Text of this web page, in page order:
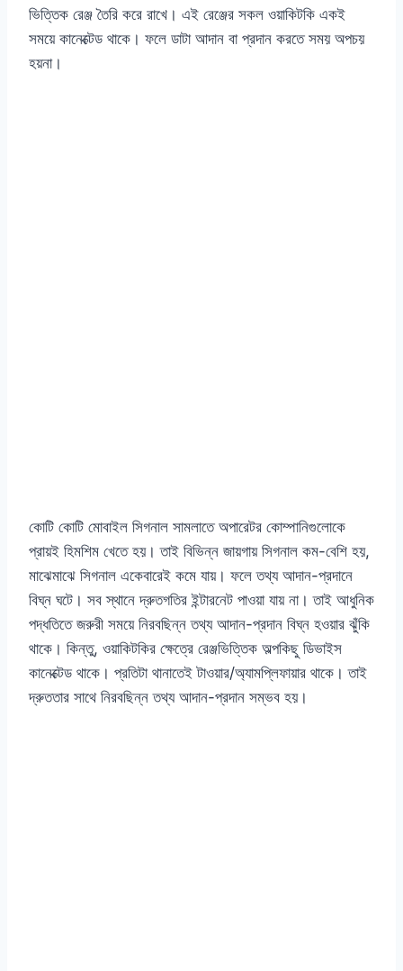
ভিত্তিক রেঞ্জ তৈরি করে রাখে। এই রেঞ্জের সকল ওয়াকিটকি একই
সময়ে কানেক্টেড থাকে। ফলে ডাটা আদান বা প্রদান করতে সময় অপচয়
হয়না।
কোটি কোটি মোবাইল সিগনাল সামলাতে অপারেটর কোম্পানিগুলোকে
প্রায়ই হিমশিম খেতে হয়। তাই বিভিন্ন জায়গায় সিগনাল কম-বেশি হয়,
মাঝেমাঝে সিগনাল একেবারেই কমে যায়। ফলে তথ্য আদান-প্রদানে
বিঘ্ন ঘটে। সব স্থানে দ্রুতগতির ইন্টারনেট পাওয়া যায় না। তাই আধুনিক
পদ্ধতিতে জরুরী সময়ে নিরবছিন্ন তথ্য আদান-প্রদান বিঘ্ন হওয়ার ঝুঁকি
থাকে। কিন্তু, ওয়াকিটকির ক্ষেত্রে রেঞ্জভিত্তিক অল্পকিছু ডিভাইস
কানেক্টেড থাকে। প্রতিটা থানাতেই টাওয়ার/অ্যামপ্লিফায়ার থাকে। তাই
দ্রুততার সাথে নিরবছিন্ন তথ্য আদান-প্রদান সম্ভব হয়।